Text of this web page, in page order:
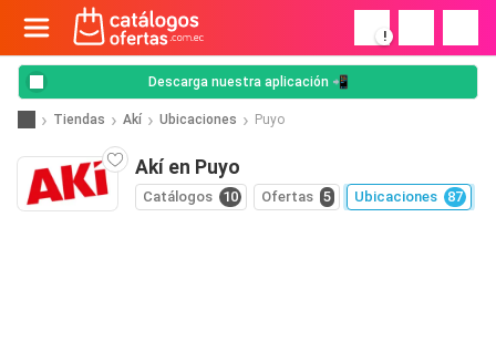
!
Descarga nuestra aplicación 📲
Tiendas Akí Ubicaciones Puyo
Akí en Puyo
Catálogos 10 Ofertas 5 Ubicaciones 87